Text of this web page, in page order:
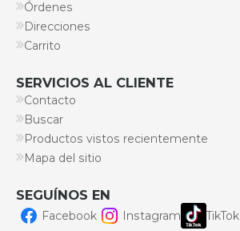
Órdenes
Direcciones
Carrito
SERVICIOS AL CLIENTE
Contacto
Buscar
Productos vistos recientemente
Mapa del sitio
SEGUÍNOS EN
Facebook Instagram TikTok